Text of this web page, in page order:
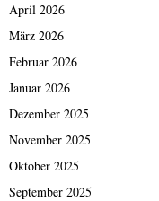
April 2026
März 2026
Februar 2026
Januar 2026
Dezember 2025
November 2025
Oktober 2025
September 2025